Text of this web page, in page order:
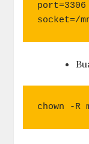
port=3306
socket=/
chown -R